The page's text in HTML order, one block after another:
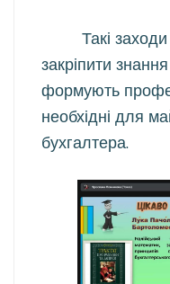
Такі
закріпити
формують
необхідні для
бухгалтера.